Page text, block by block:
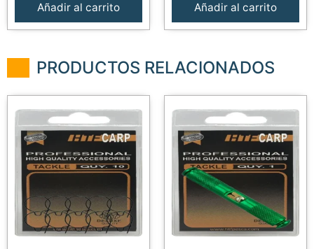
Añadir al carrito Añadir al carrito
PRODUCTOS RELACIONADOS